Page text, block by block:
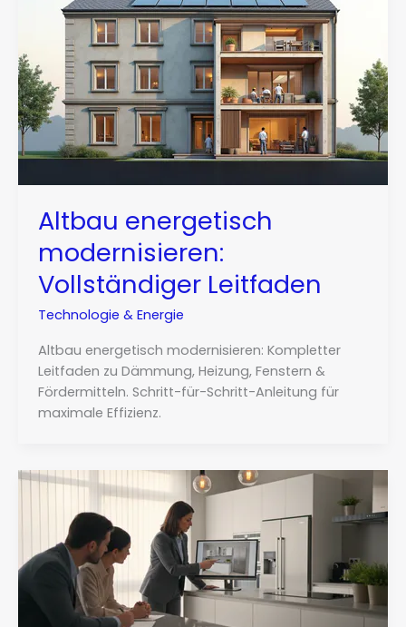
Altbau energetisch
modernisieren:
Vollständiger Leitfaden
Technologie & Energie
Altbau energetisch modernisieren: Kompletter
Leitfaden zu Dämmung, Heizung, Fenstern &
Fördermitteln. Schritt-für-Schritt-Anleitung für
maximale Effizienz.